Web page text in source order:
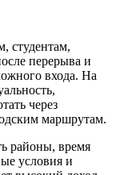
студентам,
перерыва и
входа. На
через
маршрутам.
районы, время
условия и